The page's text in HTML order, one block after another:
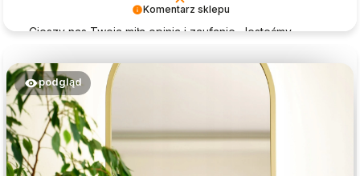
Komentarz sklepu
Cieszy nas Twoja miła opinia i zaufanie. Jesteśmy
pozdrowieniami, obsługa sklepu Magia Lustra.
podgląd